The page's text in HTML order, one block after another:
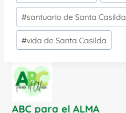
#santuario de Santa Casilda
#vida de Santa Casilda
ABC para el ALMA